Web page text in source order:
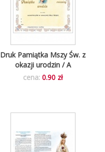
Druk Pamiątka Mszy Św. z
okazji urodzin / A
cena: 0.90 zł